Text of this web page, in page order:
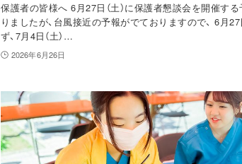
保護者の皆様へ 6月27日（土）に保護者懇談会を開催す
りましたが、台風接近の予報がでておりますので、 6月27
ず、7月4日（土）…
2026年6月26日